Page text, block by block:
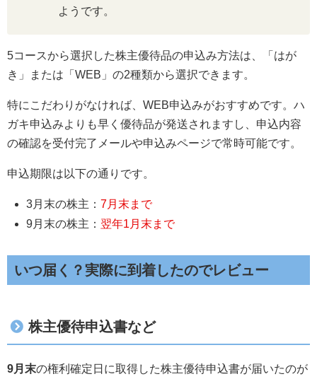
ようです。
5コースから選択した株主優待品の申込み方法は、「はが
き」または「WEB」の2種類から選択できます。
特にこだわりがなければ、WEB申込みがおすすめです。ハ
ガキ申込みよりも早く優待品が発送されますし、申込内容
の確認を受付完了メールや申込みページで常時可能です。
申込期限は以下の通りです。
3月末の株主：7月末まで
9月末の株主： 翌年1月末まで
いつ届く？実際に到着したのでレビュー
株主優待申込書など
9月末の権利確定日に取得した株主優待申込書が届いたのが